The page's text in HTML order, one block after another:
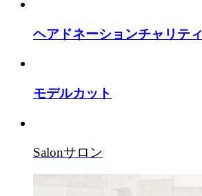
ヘアドネーションチャリティ
モデルカット
Salonサロン